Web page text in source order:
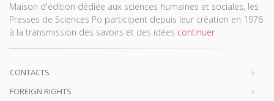
Maison d'édition dédiée aux sciences humaines et sociales, les
Presses de Sciences Po participent depuis leur création en 1976
à la transmission des savoirs et des idées continuer
CONTACTS
FOREIGN RIGHTS